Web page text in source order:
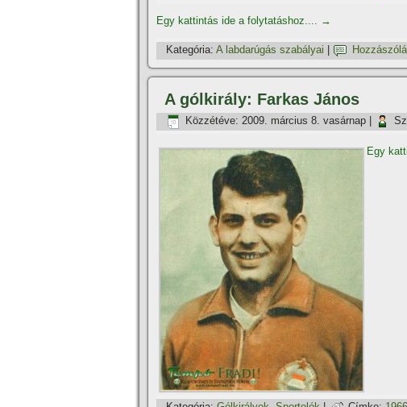
Egy kattintás ide a folytatáshoz.... →
Kategória: A labdarúgás szabályai
A gólkirály: Farkas János
Közzétéve: 2009. március 8. vasárnap
Egy